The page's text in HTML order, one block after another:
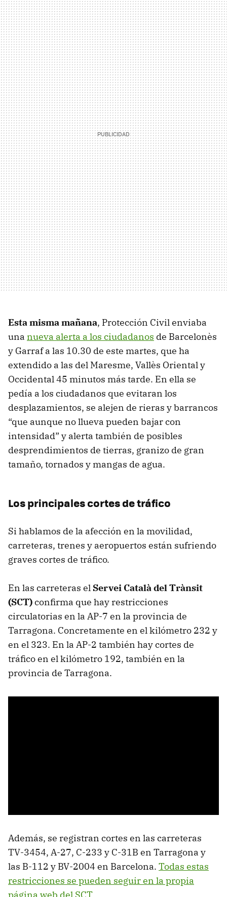
Esta misma mañana, Protección Civil enviaba
una nueva alerta a los ciudadanos de Barcelonès
y Garraf a las 10.30 de este martes, que ha
extendido a las del Maresme, Vallès Oriental y
Occidental 45 minutos más tarde. En ella se
pedía a los ciudadanos que evitaran los
desplazamientos, se alejen de rieras y barrancos
“que aunque no llueva pueden bajar con
intensidad” y alerta también de posibles
desprendimientos de tierras, granizo de gran
tamaño, tornados y mangas de agua.
Los principales cortes de tráfico
Si hablamos de la afección en la movilidad,
carreteras, trenes y aeropuertos están sufriendo
graves cortes de tráfico.
En las carreteras el Servei Català del Trànsit
(SCT)confirma que hay restricciones
circulatorias en la AP-7 en la provincia de
Tarragona. Concretamente en el kilómetro 232 y
en el 323. En la AP-2 también hay cortes de
tráfico en el kilómetro 192, también en la
provincia de Tarragona.
Además, se registran cortes en las carreteras
TV-3454, A-27, C-233 y C-31B en Tarragona y
las B-112 y BV-2004 en Barcelona. Todas estas
restricciones se pueden seguir en la propia